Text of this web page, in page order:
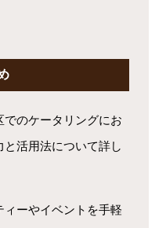
でのケータリングにお
活用法について詳し
ーやイベントを手軽